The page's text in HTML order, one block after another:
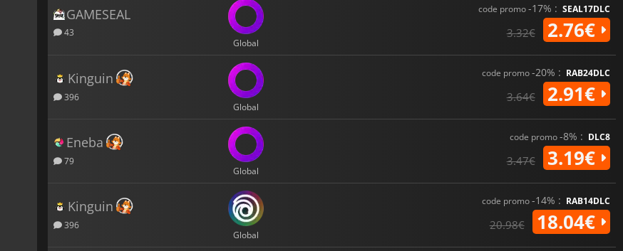
GAMESEAL
43
Global
code promo-17% : SEAL17DLC
3.32€ 2.76€
Kinguin
396
Global
code promo-20% : RAB24DLC
3.64€ 2.91€
Eneba
79
Global
code promo-8% : DLC8
3.47€ 3.19€
Kinguin
396
Global
code promo-14% : RAB14DLC
20.98€ 18.04€